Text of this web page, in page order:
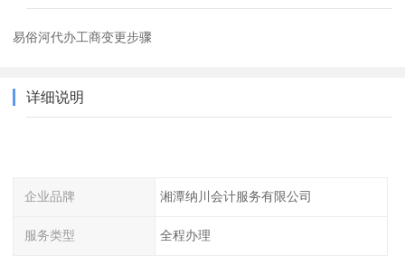
易俗河代办工商变更步骤
详细说明
企业品牌 湘潭纳川会计服务有限公司
服务类型 全程办理